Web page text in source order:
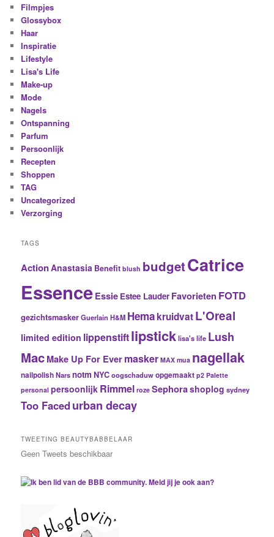
Filmpjes
Glossybox
Haar
Inspiratie
Lifestyle
Lisa's Life
Make-up
Mode
Nagels
Ontspanning
Parfum
Persoonlijk
Recepten
Shoppen
TAG
Uncategorized
Verzorging
TAGS
ActionAnastasia Benefit blush budgetCatrice
EssenceEssie Estee Lauder Favorieten FOTD
gezichtsmaskerGuerlain H&M HemakruidvatL'Oreal
limited edition lippenstiftlipsticklisa's life Lush
MacMake Up For Evermasker MAX mua nagellak
nailpolishNarsnotm NYCoogschaduwopgemaakt p2 Palette
personal persoonlijk Rimmel roze Sephorashoplog sydney
Too Faced urban decay
TWEETING BEAUTYBABBELAAR
Geen Tweets beschikbaar